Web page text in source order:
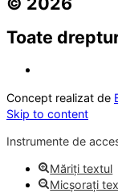
Toate
Concept realizat de
Skip to content
Instrumente de
Măriți textul
Micșorați